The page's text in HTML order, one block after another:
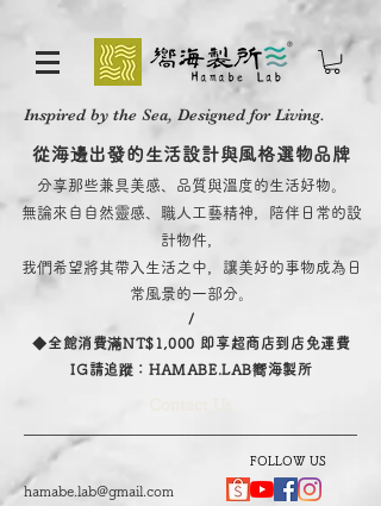
Inspired by the Sea, Designed for Living.
從海邊出發的生活設計與風格選物品牌
分享那些兼具美感、品質與溫度的生活好物。
無論來自自然靈感、職人工藝精神，陪伴日常的設
計物件，
我們希望將其帶入生活之中，讓美好的事物成為日
常風景的一部分。
/
​◆全館消費滿NT$1,000 即享超商店到店免運費
IG請追蹤：HAMABE.LAB嚮海製所
FOLLOW US
hamabe.lab@gmail.com